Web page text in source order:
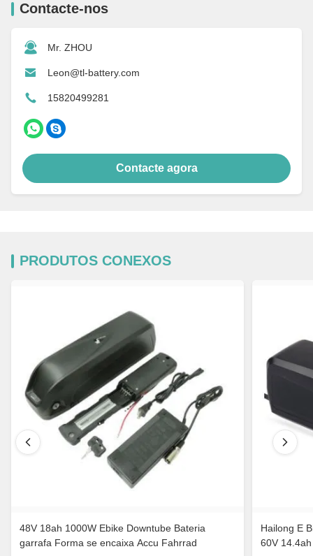
Contacte-nos
Mr. ZHOU
Leon@tl-battery.com
15820499281
Contacte agora
PRODUTOS CONEXOS
48V 18ah 1000W Ebike Downtube Bateria
garrafa Forma se encaixa Accu Fahrrad
Hailong E
60V